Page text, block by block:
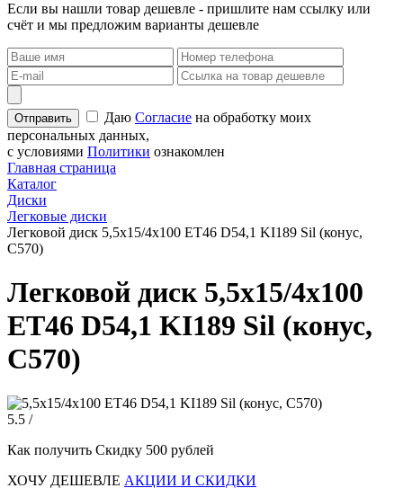
Если вы нашли товар дешевле - пришлите нам ссылку или
счёт и мы предложим варианты дешевле
Даю Согласие на обработку моих
персональных данных,
с условиями Политики ознакомлен
Главная страница
Каталог
Диски
Легковые диски
Легковой диск 5,5x15/4x100 ET46 D54,1 KI189 Sil (конус,
C570)
Легковой диск 5,5x15/4x100
ET46 D54,1 KI189 Sil (конус,
C570)
5.5 /
Как получить Скидку 500 рублей
ХОЧУ ДЕШЕВЛЕ АКЦИИ И СКИДКИ